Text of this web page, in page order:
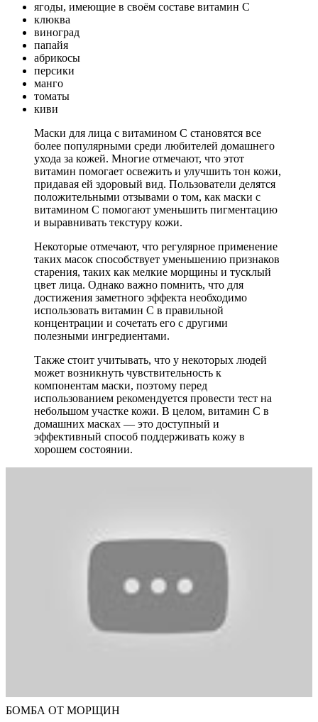
ягоды, имеющие в своём составе витамин С
клюква
виноград
папайя
абрикосы
персики
манго
томаты
киви
Маски для лица с витамином С становятся все
более популярными среди любителей домашнего
ухода за кожей. Многие отмечают, что этот
витамин помогает освежить и улучшить тон кожи,
придавая ей здоровый вид. Пользователи делятся
положительными отзывами о том, как маски с
витамином С помогают уменьшить пигментацию
и выравнивать текстуру кожи.
Некоторые отмечают, что регулярное применение
таких масок способствует уменьшению признаков
старения, таких как мелкие морщины и тусклый
цвет лица. Однако важно помнить, что для
достижения заметного эффекта необходимо
использовать витамин С в правильной
концентрации и сочетать его с другими
полезными ингредиентами.
Также стоит учитывать, что у некоторых людей
может возникнуть чувствительность к
компонентам маски, поэтому перед
использованием рекомендуется провести тест на
небольшом участке кожи. В целом, витамин С в
домашних масках — это доступный и
эффективный способ поддерживать кожу в
хорошем состоянии.
БОМБА ОТ МОРЩИН